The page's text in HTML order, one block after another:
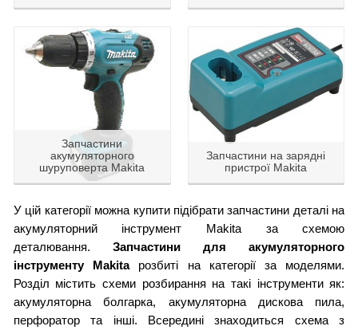
Запчастини
акумуляторного
шуруповерта Makita
Запчастини на зарядні
пристрої Makita
У цій категорії можна купити підібрати запчастини деталі на
акумуляторний інструмент Makita за схемою
деталювання. Запчастини для акумуляторного
інструменту Makita розбиті на категорії за моделями.
Розділ містить схеми розбирання на такі інструменти як:
акумуляторна болгарка, акумуляторна дискова пила,
перфоратор та інші. Всередині знаходиться схема з